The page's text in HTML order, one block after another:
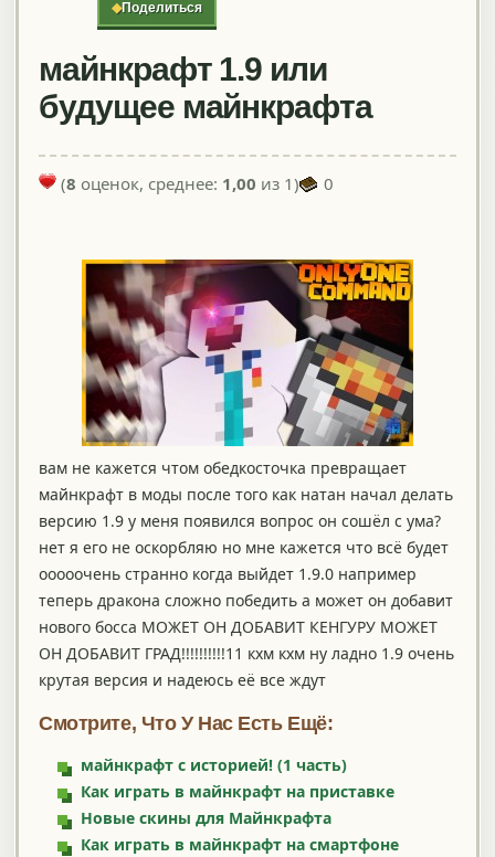
◆Поделиться
майнкрафт 1.9 или
будущее майнкрафта
(8 оценок, среднее: 1,00 из 1) 0
вам не кажется чтом обедкосточка превращает
майнкрафт в моды после того как натан начал делать
версию 1.9 у меня появился вопрос он сошёл с ума?
нет я его не оскорбляю но мне кажется что всё будет
ооооочень странно когда выйдет 1.9.0 например
теперь дракона сложно победить а может он добавит
нового босса МОЖЕТ ОН ДОБАВИТ КЕНГУРУ МОЖЕТ
ОН ДОБАВИТ ГРАД!!!!!!!!!!11 кхм кхм ну ладно 1.9 очень
крутая версия и надеюсь её все ждут
Смотрите, Что У Нас Есть Ещё:
майнкрафт с историей! (1 часть)
Как играть в майнкрафт на приставке
Новые скины для Майнкрафта
Как играть в майнкрафт на смартфоне